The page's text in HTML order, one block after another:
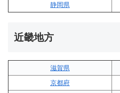
静岡県
近畿地方
滋賀県
京都府